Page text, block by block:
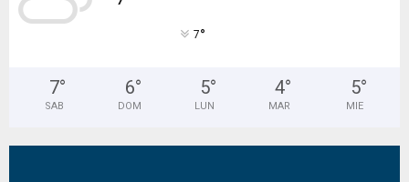
7°
7°
SAB
6°
DOM
5°
LUN
4°
MAR
5°
MIE